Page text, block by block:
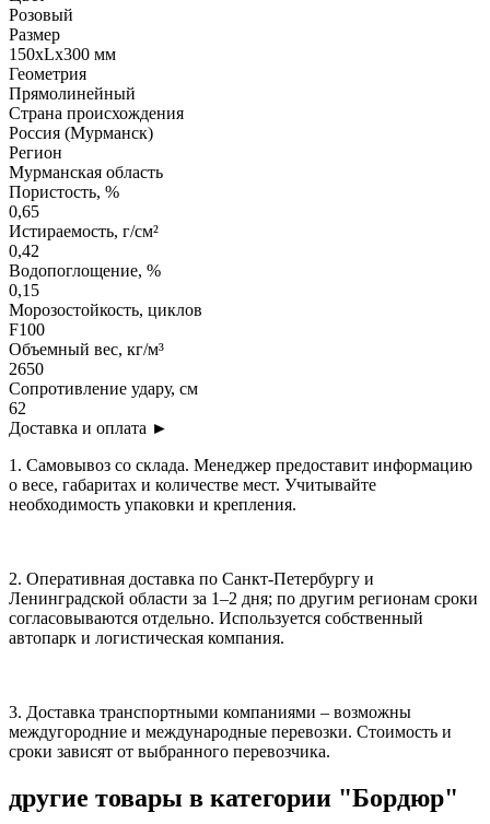
Розовый
Размер
150xLx300 мм
Геометрия
Прямолинейный
Страна происхождения
Россия (Мурманск)
Регион
Мурманская область
Пористость, %
0,65
Истираемость, г/см²
0,42
Водопоглощение, %
0,15
Морозостойкость, циклов
F100
Объемный вес, кг/м³
2650
Сопротивление удару, см
62
Доставка и оплата ►
1. Самовывоз со склада. Менеджер предоставит информацию
о весе, габаритах и количестве мест. Учитывайте
необходимость упаковки и крепления.
2. Оперативная доставка по Санкт-Петербургу и
Ленинградской области за 1–2 дня; по другим регионам сроки
согласовываются отдельно. Используется собственный
автопарк и логистическая компания.
3. Доставка транспортными компаниями – возможны
междугородние и международные перевозки. Стоимость и
сроки зависят от выбранного перевозчика.
другие товары в категории "Бордюр"